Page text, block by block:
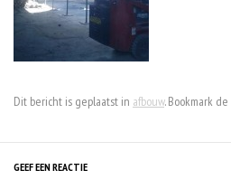
Dit bericht is geplaatst in afbouw. Bookmark de
GEEF EEN REACTIE